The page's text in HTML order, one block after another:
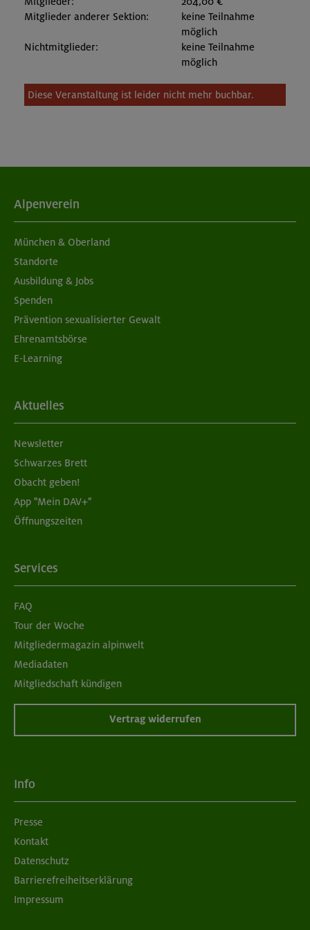
Mitglieder anderer Sektion:
keine Teilnahme
möglich
Nichtmitglieder:
keine Teilnahme
möglich
Diese Veranstaltung ist leider nicht mehr buchbar.
Alpenverein
München & Oberland
Standorte
Ausbildung & Jobs
Spenden
Prävention sexualisierter Gewalt
Ehrenamtsbörse
E-Learning
Aktuelles
Newsletter
Schwarzes Brett
Obacht geben!
App "Mein DAV+"
Öffnungszeiten
Services
FAQ
Tour der Woche
Mitgliedermagazin alpinwelt
Mediadaten
Mitgliedschaft kündigen
Vertrag widerrufen
Info
Presse
Kontakt
Datenschutz
Barrierefreiheitserklärung
Impressum